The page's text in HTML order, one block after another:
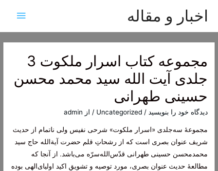
اخبار و مقاله
اصلی
مجموعه کتاب اسرار ملکوت 3
جلدی آیت الله سید محمد محسن
حسینی طهرانی
دیدگاه‌ خود را بنویسید /
Uncategorized / از admin
مجموعۀ سه‌جلدی «اسرار ملکوت» شرحی نفیس ولی ناتمام از حدیث
شریف عنوان بصری است که از رشحاتِ قلم حضرت آیة‌الله حاج سید
محمدمحسن حسینی طهرانی قدّس‌الله‌سرّه می‌باشد. از آنجا که
مطالعۀ حدیث عنوان بصری، مورد توصیه و تشویقِ اکید اولیای‌الهی بوده